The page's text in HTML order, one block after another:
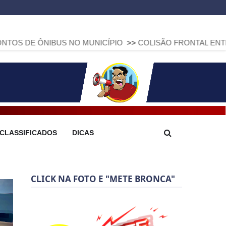
NO MUNICÍPIO >> COLISÃO FRONTAL ENTRE DUAS
CLASSIFICADOS DICAS
CLICK NA FOTO E "METE BRONCA"